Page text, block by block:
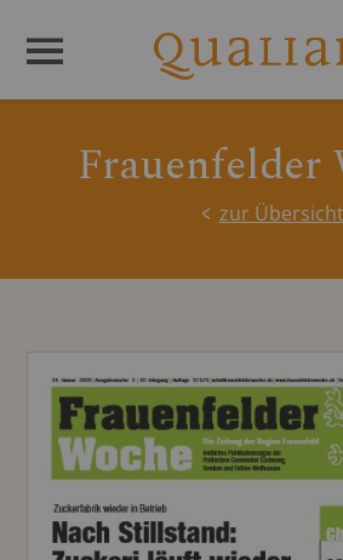
Frauenfelder
zur Übersicht